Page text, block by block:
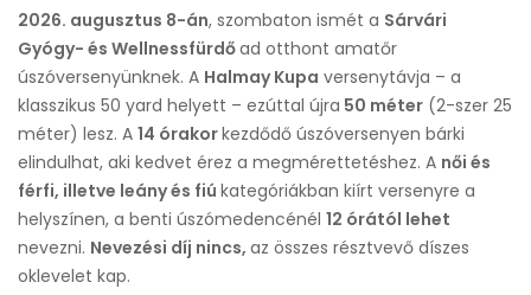
2026. augusztus 8-án, szombaton ismét a Sárvári
Gyógy- és Wellnessfürdőad otthont amatőr
úszóversenyünknek. A Halmay Kupa versenytávja – a
klasszikus 50 yard helyett – ezúttal újra 50 méter (2-szer 25
méter) lesz. A 14 órakorkezdődő úszóversenyen bárki
elindulhat, aki kedvet érez a megmérettetéshez. A női és
férfi, illetve leány és fiú kategóriákban kiírt versenyre a
helyszínen, a benti úszómedencénél 12 órától lehet
nevezni. Nevezési díj nincs, az összes résztvevő díszes
oklevelet kap.